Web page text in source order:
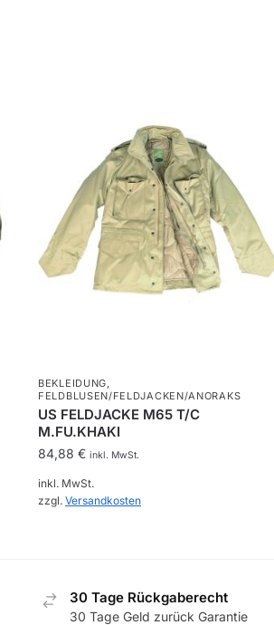
BEKLEIDUNG,
FELDBLUSEN/FELDJACKEN/ANORAKS
US FELDJACKE M65 T/C
M.FU.KHAKI
84,88 € inkl. MwSt.
inkl. MwSt.
zzgl. Versandkosten
mehrere30 Tage Rückgaberecht
30 Tage Geld zurück Garantie